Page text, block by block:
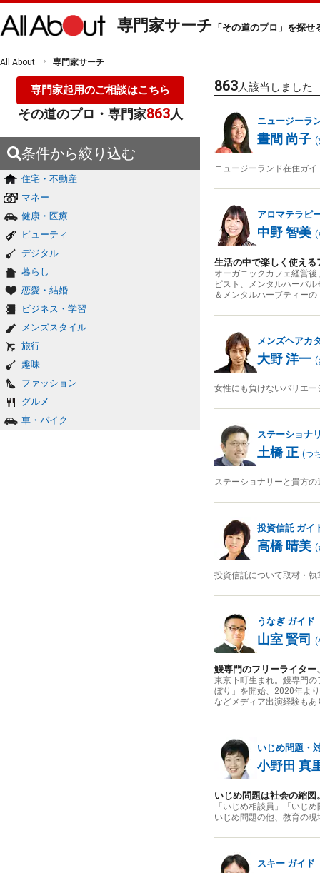
専門家サーチ 「その道のプロ」を探せ
All About 専門家サーチ
専門家起用のご相談はこちら
その道のプロ・専門家863人
条件から絞り込む
住宅・不動産
マネー
健康・医療
ビューティ
デジタル
暮らし
恋愛・結婚
ビジネス・学習
メンズスタイル
旅行
趣味
ファッション
グルメ
車・バイク
863人該当しました
ニュージーラ
晝間 尚子 (
ニュージーランド在住ガ
アロマテラピ
中野 智美 (
生活の中で楽しく使え
オーガニックカフェ経営
ピスト、メンタルハーバ
＆メンタルハーブティー
メンズヘアカ
大野 洋一 (
女性にも負けないバリエ
ステーショナ
土橋 正 (つ
ステーショナリーと貴方
投資信託 ガイ
高橋 晴美 (
投資信託について取材・
うなぎ ガイド
山室 賢司 (
鰻専門のフリーライター
東京下町生まれ。鰻専門
ぼり」を開始、2020年よ
などメディア出演経験もあ
いじめ問題・
小野田 真
いじめ問題は社会の縮
「いじめ相談員」「いじ
いじめ問題の他、教育の
スキー ガイド